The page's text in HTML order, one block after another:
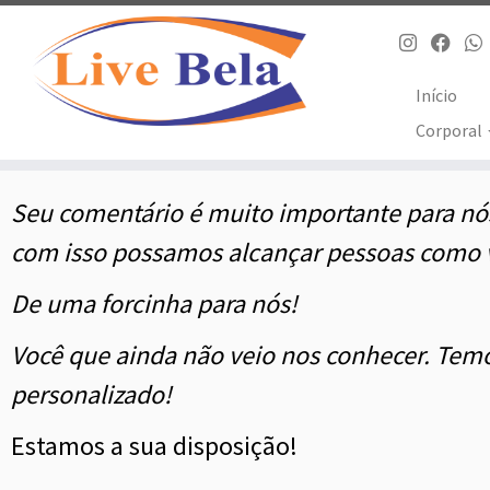
Início
Corporal
Seu comentário é muito importante para
com isso possamos alcançar pessoas
De uma forcinha para nós!
Você que ainda não veio nos conhecer.
personalizado!
Estamos a sua disposição!